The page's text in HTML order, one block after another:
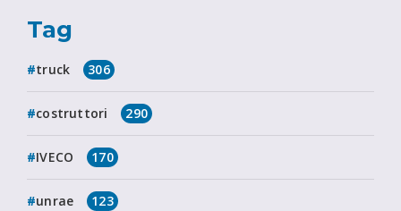
Tag
truck 306
costruttori 290
IVECO 170
unrae 123